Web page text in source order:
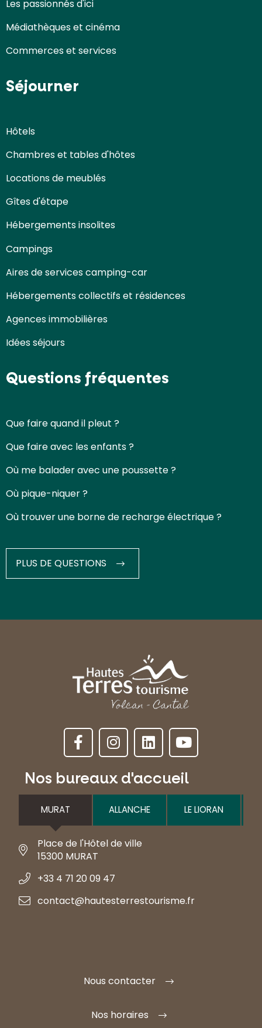
Les passionnés d'ici
Médiathèques et cinéma
Commerces et services
Séjourner
Hôtels
Chambres et tables d'hôtes
Locations de meublés
Gîtes d'étape
Hébergements insolites
Campings
Aires de services camping-car
Hébergements collectifs et résidences
Agences immobilières
Idées séjours
Questions fréquentes
Que faire quand il pleut ?
Que faire avec les enfants ?
Où me balader avec une poussette ?
Où pique-niquer ?
Où trouver une borne de recharge électrique ?
PLUS DE QUESTIONS
Nos bureaux d'accueil
MURAT ALLANCHE LE LIORAN
Place de l'Hôtel de ville
15300 MURAT
+33 4 71 20 09 47
contact@hautesterrestourisme.fr
Nous contacter
Nos horaires